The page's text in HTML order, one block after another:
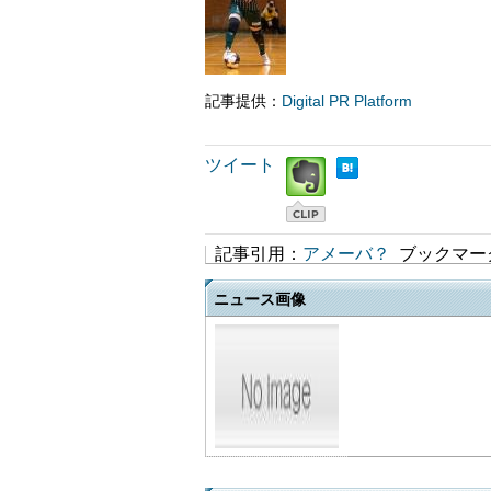
記事提供： Digital PR Platform
ツイート
記事引用： アメーバ？ ブックマー
ニュース画像